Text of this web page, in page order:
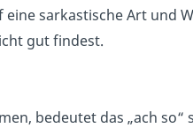
sarkastische Art und
gut findest.
bedeutet das „ach so“